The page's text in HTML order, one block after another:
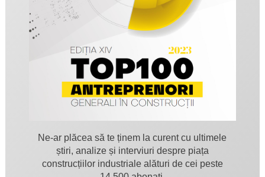
Ne-ar plăcea să te ținem la curent cu ultimele
știri, analize și interviuri despre piața
construcțiilor industriale alături de cei peste